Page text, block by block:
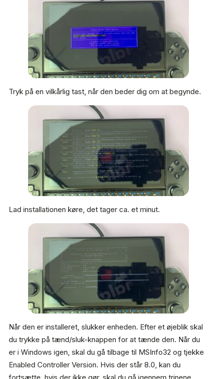
Tryk på en vilkårlig tast, når den beder dig om at begynde.
Lad installationen køre, det tager ca. et minut.
Når den er installeret, slukker enheden. Efter et øjeblik skal
du trykke på tænd/sluk-knappen for at tænde den. Når du
er i Windows igen, skal du gå tilbage til MSInfo32 og tjekke
Enabled Controller Version. Hvis der står 8.0, kan du